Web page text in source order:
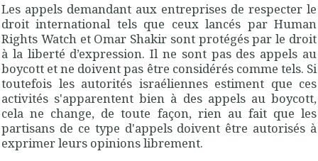
Les appels demandant aux entreprises de respecter le
droit international tels que ceux lancés par Human
Rights Watch et Omar Shakir sont protégés par le droit
à la liberté d’expression. Il ne sont pas des appels au
boycott et ne doivent pas être considérés comme tels. Si
toutefois les autorités israéliennes estiment que ces
activités s'apparentent bien à des appels au boycott,
cela ne change, de toute façon, rien au fait que les
partisans de ce type d'appels doivent être autorisés à
exprimer leurs opinions librement.